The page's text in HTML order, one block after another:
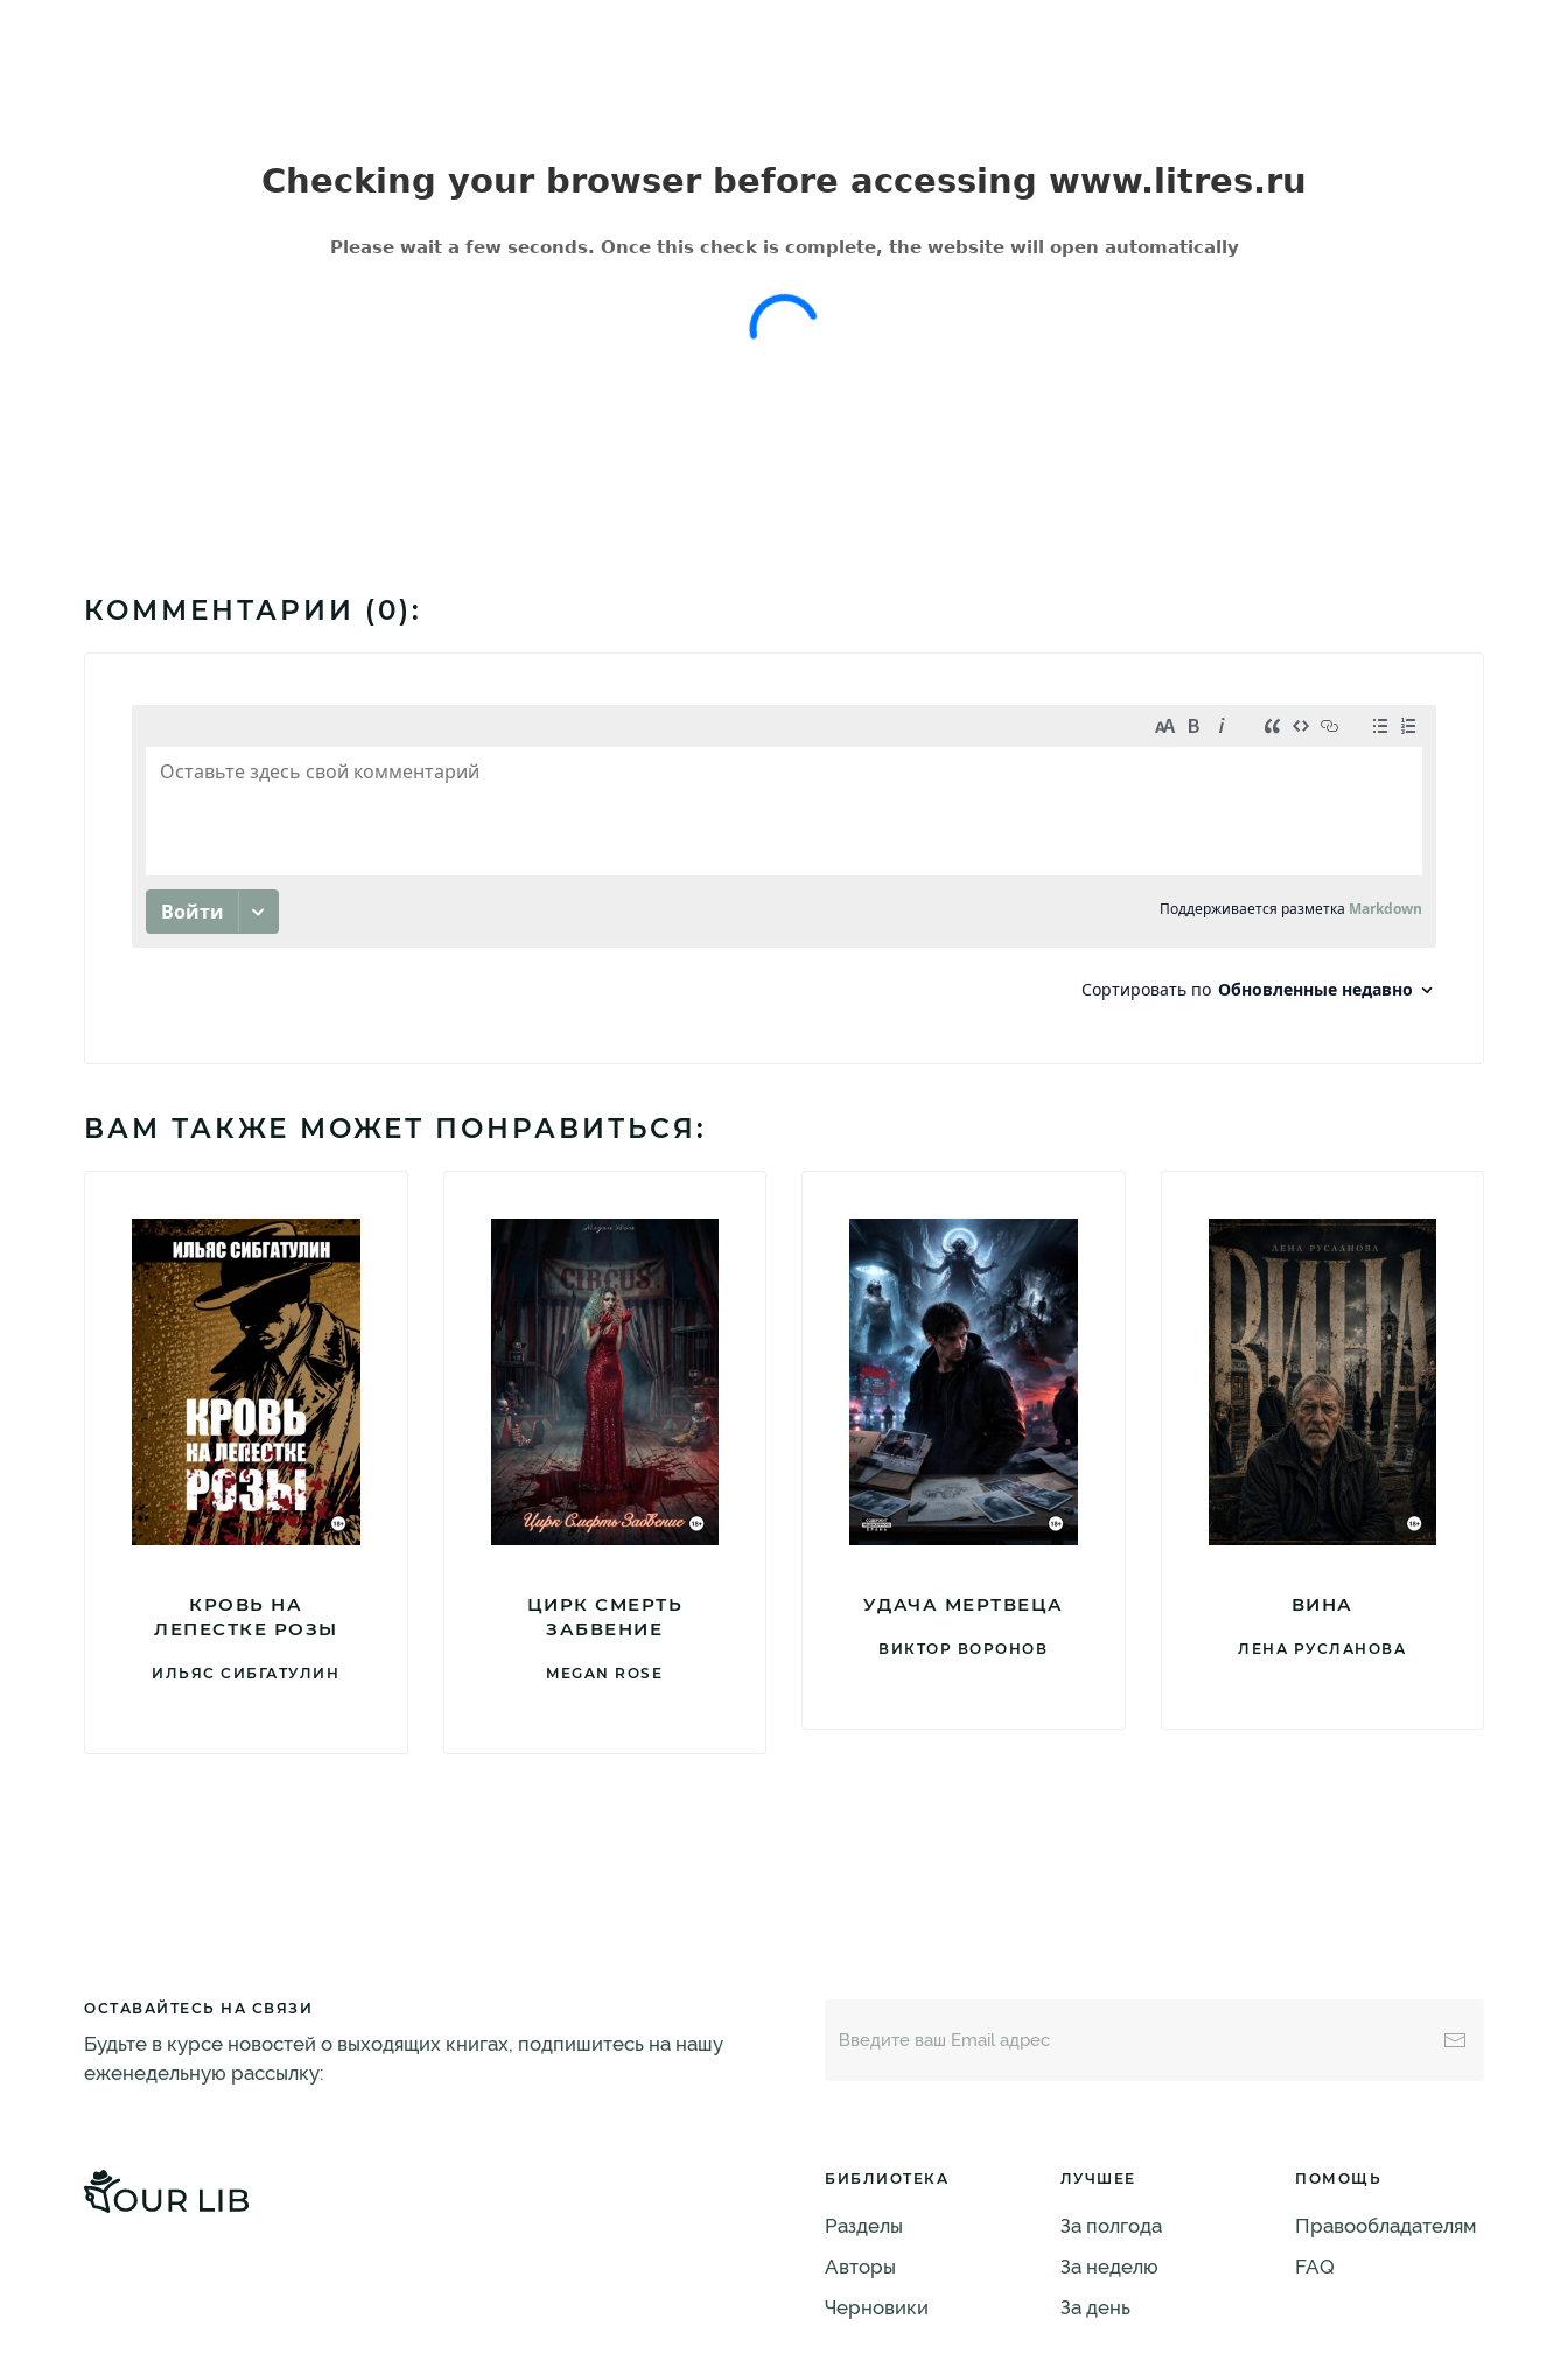
КОММЕНТАРИИ (0):
ВАМ ТАКЖЕ МОЖЕТ ПОНРАВИТЬСЯ:
КРОВЬ НА
ЛЕПЕСТКЕ РОЗЫ
ИЛЬЯС СИБГАТУЛИН
ЦИРК СМЕРТЬ
ЗАБВЕНИЕ
MEGAN ROSE
УДАЧА МЕРТВЕЦА
ВИКТОР ВОРОНОВ
ВИНА
ЛЕНА РУСЛАНОВА
ОСТАВАЙТЕСЬ НА СВЯЗИ
Будьте в курсе новостей о выходящих книгах, подпишитесь на нашу
еженедельную рассылку:
БИБЛИОТЕКА
Разделы
Авторы
Черновики
ЛУЧШЕЕ
За полгода
За неделю
За день
ПОМОЩЬ
Правообладателям
FAQ